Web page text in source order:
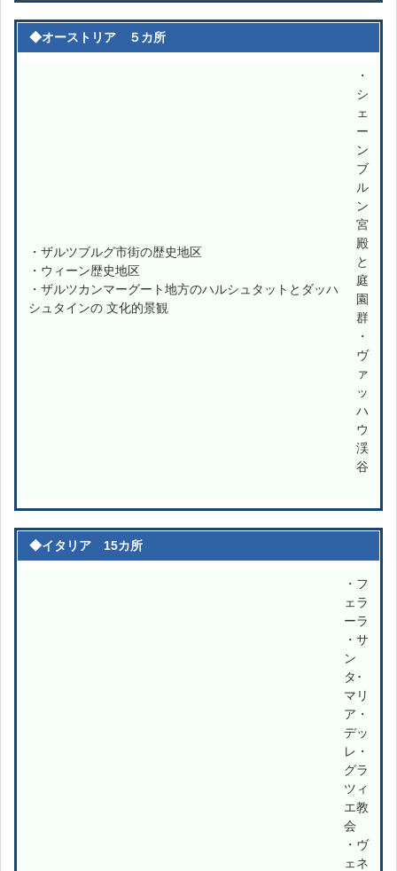
◆オーストリア ５カ所
・ザルツブルグ市街の歴史地区
・ウィーン歴史地区
・ザルツカンマーグート地方のハルシュタットとダッハ
シュタインの 文化的景観
・
シ
ェ
ー
ン
ブ
ル
ン
宮
殿
と
庭
園
群
・
ヴ
ァ
ッ
ハ
ウ
渓
谷
◆イタリア 15カ所
・フ
ェラ
ーラ
・サ
ン
タ･
マリ
ア・
デッ
レ・
グラ
ツィ
エ教
会
・ヴ
ェネ